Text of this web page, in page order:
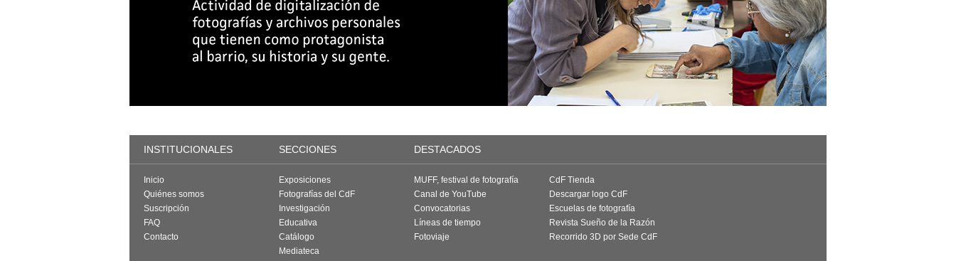
INSTITUCIONALES SECCIONES DESTACADOS
Inicio
Quiénes somos
Suscripción
FAQ
Contacto
Exposiciones
Fotografías del CdF
Investigación
Educativa
Catálogo
Mediateca
MUFF, festival de fotografía
Canal de YouTube
Convocatorias
Líneas de tiempo
Fotoviaje
CdF Tienda
Descargar logo CdF
Escuelas de fotografía
Revista Sueño de la Razón
Recorrido 3D por Sede CdF